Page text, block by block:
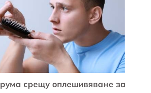
срещу оплешивяване за